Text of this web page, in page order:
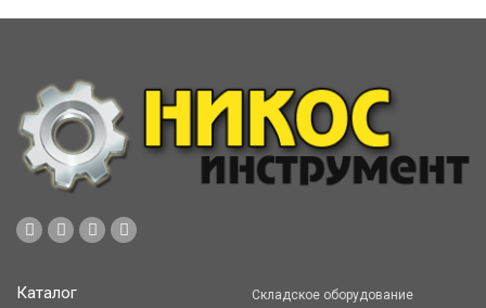
Каталог
Складское оборудование